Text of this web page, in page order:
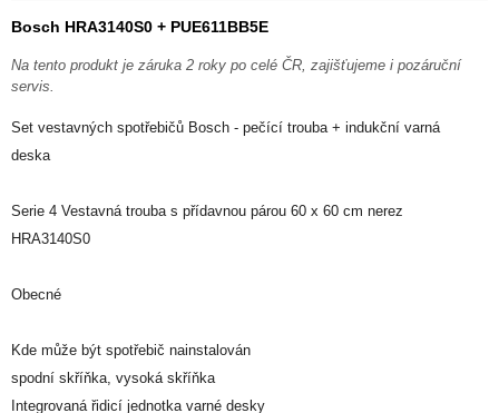
Bosch HRA3140S0 + PUE611BB5E
Na tento produkt je záruka 2 roky po celé ČR, zajišťujeme i pozáruční
servis.
Set vestavných spotřebičů Bosch - pečící trouba + indukční varná
deska
Serie 4 Vestavná trouba s přídavnou párou 60 x 60 cm nerez
HRA3140S0
Obecné
Kde může být spotřebič nainstalován
spodní skříňka, vysoká skříňka
Integrovaná řidicí jednotka varné desky